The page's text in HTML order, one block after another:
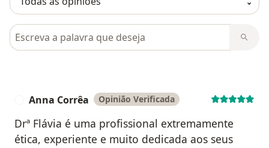
Pesquisar em opiniões
Anna Corrêa Opinião Verificada
Drª Flávia é uma profissional extremamente
ética, experiente e muito dedicada aos seus